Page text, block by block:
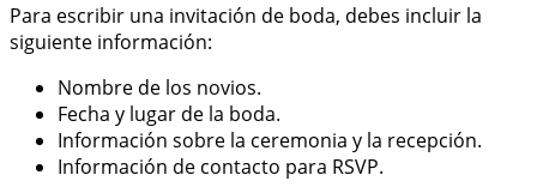
Para escribir una invitación de boda, debes incluir la
siguiente información:
Nombre de los novios.
Fecha y lugar de la boda.
Información sobre la ceremonia y la recepción.
Información de contacto para RSVP.